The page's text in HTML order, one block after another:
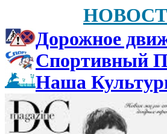
Дорожное
Спортивный
Наша